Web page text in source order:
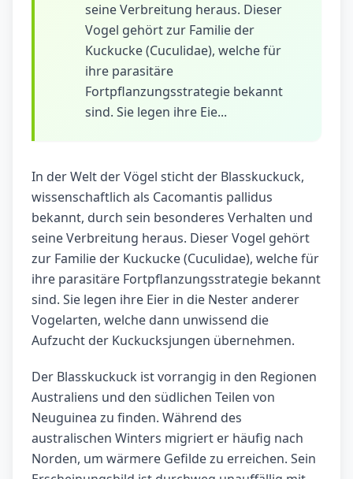
seine Verbreitung heraus. Dieser
Vogel gehört zur Familie der
Kuckucke (Cuculidae), welche für
ihre parasitäre
Fortpflanzungsstrategie bekannt
sind. Sie legen ihre Eie...
In der Welt der Vögel sticht der Blasskuckuck,
wissenschaftlich als Cacomantis pallidus
bekannt, durch sein besonderes Verhalten und
seine Verbreitung heraus. Dieser Vogel gehört
zur Familie der Kuckucke (Cuculidae), welche für
ihre parasitäre Fortpflanzungsstrategie bekannt
sind. Sie legen ihre Eier in die Nester anderer
Vogelarten, welche dann unwissend die
Aufzucht der Kuckucksjungen übernehmen.
Der Blasskuckuck ist vorrangig in den Regionen
Australiens und den südlichen Teilen von
Neuguinea zu finden. Während des
australischen Winters migriert er häufig nach
Norden, um wärmere Gefilde zu erreichen. Sein